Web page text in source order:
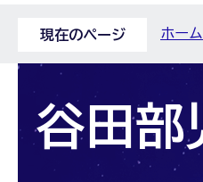
現在のページ ホーム
谷田部